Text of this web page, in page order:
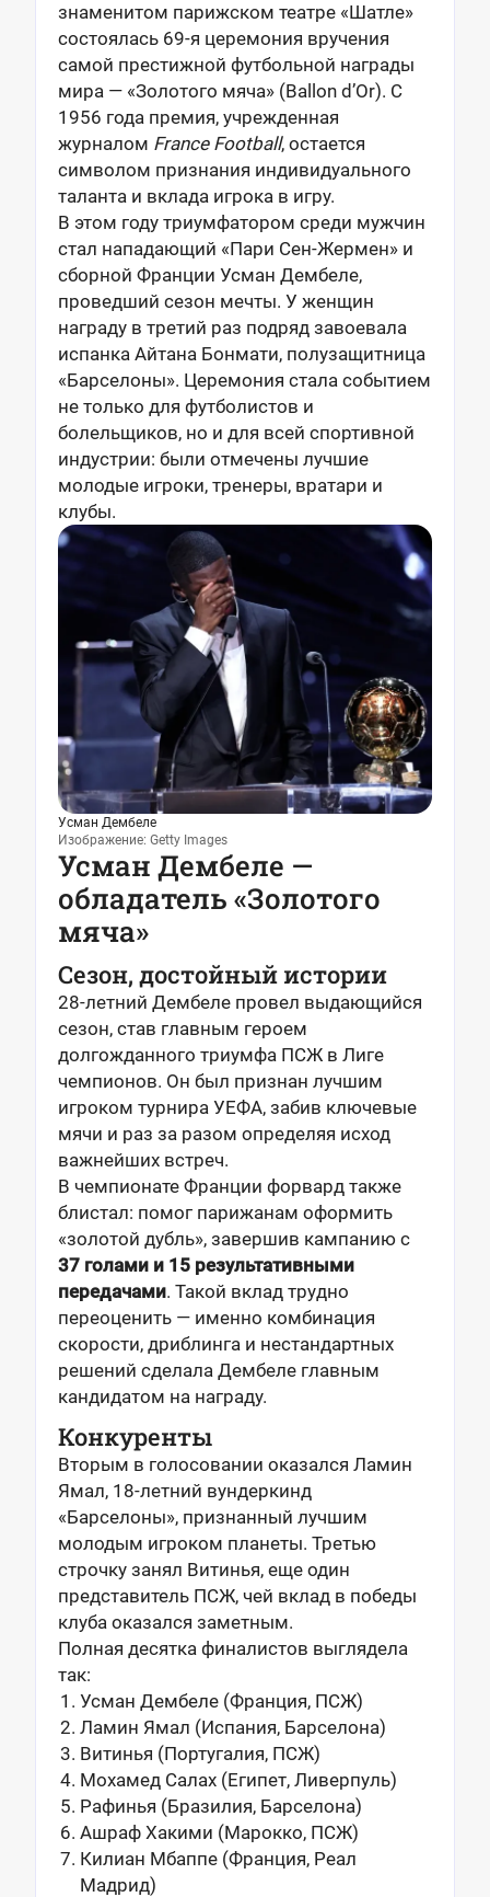
знаменитом парижском театре «Шатле»
состоялась 69-я церемония вручения
самой престижной футбольной награды
мира — «Золотого мяча» (Ballon d’Or). С
1956 года премия, учрежденная
журналом France Football, остается
символом признания индивидуального
таланта и вклада игрока в игру.
В этом году триумфатором среди мужчин
стал нападающий «Пари Сен-Жермен» и
сборной Франции Усман Дембеле,
проведший сезон мечты. У женщин
награду в третий раз подряд завоевала
испанка Айтана Бонмати, полузащитница
«Барселоны». Церемония стала событием
не только для футболистов и
болельщиков, но и для всей спортивной
индустрии: были отмечены лучшие
молодые игроки, тренеры, вратари и
клубы.
Усман Дембеле
Изображение: Getty Images
Усман Дембеле —
обладатель «Золотого
мяча»
Сезон, достойный истории
28-летний Дембеле провел выдающийся
сезон, став главным героем
долгожданного триумфа ПСЖ в Лиге
чемпионов. Он был признан лучшим
игроком турнира УЕФА, забив ключевые
мячи и раз за разом определяя исход
важнейших встреч.
В чемпионате Франции форвард также
блистал: помог парижанам оформить
«золотой дубль», завершив кампанию с
37 голами и 15 результативными
передачами. Такой вклад трудно
переоценить — именно комбинация
скорости, дриблинга и нестандартных
решений сделала Дембеле главным
кандидатом на награду.
Конкуренты
Вторым в голосовании оказался Ламин
Ямал, 18-летний вундеркинд
«Барселоны», признанный лучшим
молодым игроком планеты. Третью
строчку занял Витинья, еще один
представитель ПСЖ, чей вклад в победы
клуба оказался заметным.
Полная десятка финалистов выглядела
так:
Усман Дембеле (Франция, ПСЖ)
Ламин Ямал (Испания, Барселона)
Витинья (Португалия, ПСЖ)
Мохамед Салах (Египет, Ливерпуль)
Рафинья (Бразилия, Барселона)
Ашраф Хакими (Марокко, ПСЖ)
Килиан Мбаппе (Франция, Реал
Мадрид)